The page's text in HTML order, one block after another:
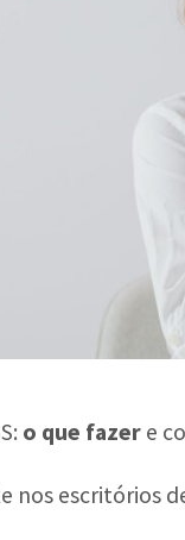
o que fazer e
nos escritórios